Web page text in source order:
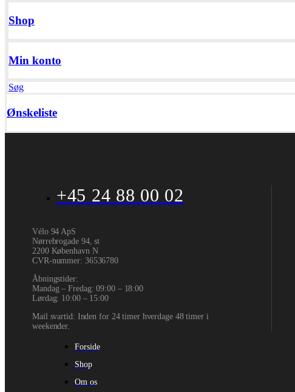
Shop
Min konto
Søg
Ønskeliste
+45 24 88 00 02
Vélo 94 ApS
Nørrebrogade 94, st
2200 København N
CVR-nummer: 36536780
Åbningstider:
Mandag – Fredag: 09:00 – 18:00
Lørdag: 10:00 – 15:00
Mail svartid: Inden for 24 timer hverdage 48 timer i
weekender.
Forside
Shop
Om os